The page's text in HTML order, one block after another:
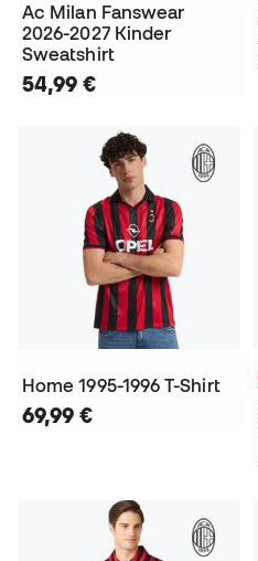
Ac Milan Fanswear
2026-2027 Kinder
Sweatshirt
54,99 €
Home 1995-1996 T-Shirt
69,99 €